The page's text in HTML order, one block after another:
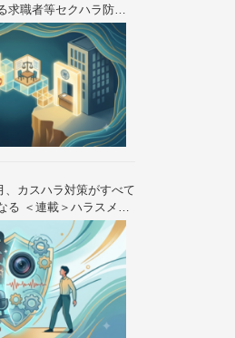
求職者等セクハラ防止
メント法制の歴史と未
改正を読み解く（全6
、カスハラ対策がすべて
る ＜連載＞ハラスメン
— 2026年10月大改正
）